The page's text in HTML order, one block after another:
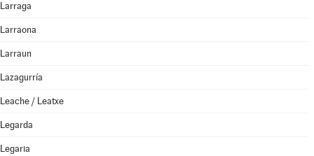
Larraga
Larraona
Larraun
Lazagurría
Leache / Leatxe
Legarda
Legaria